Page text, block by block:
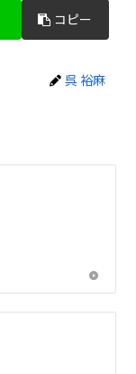
コピー
呉 裕麻